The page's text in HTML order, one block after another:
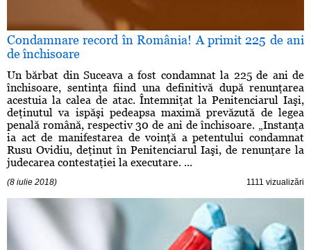
Condamnare record în România! A primit 225 de ani
de închisoare
Un bărbat din Suceava a fost condamnat la 225 de ani de
închisoare, sentinţa fiind una definitivă după renunţarea
acestuia la calea de atac. Întemniţat la Penitenciarul Iaşi,
deţinutul va ispăşi pedeapsa maximă prevăzută de legea
penală română, respectiv 30 de ani de închisoare. „Instanţa
ia act de manifestarea de voinţă a petentului condamnat
Rusu Ovidiu, deţinut în Penitenciarul Iaşi, de renunţare la
judecarea contestaţiei la executare. ...
(8 iulie 2018) 1111 vizualizări